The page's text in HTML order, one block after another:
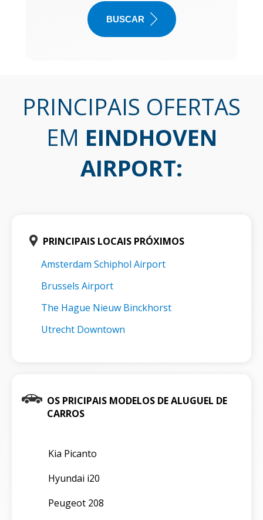
BUSCAR
PRINCIPAIS OFERTAS
EM EINDHOVEN
AIRPORT:
PRINCIPAIS LOCAIS PRÓXIMOS
Amsterdam Schiphol Airport
Brussels Airport
The Hague Nieuw Binckhorst
Utrecht Downtown
OS PRICIPAIS MODELOS DE ALUGUEL DE
CARROS
Kia Picanto
Hyundai i20
Peugeot 208